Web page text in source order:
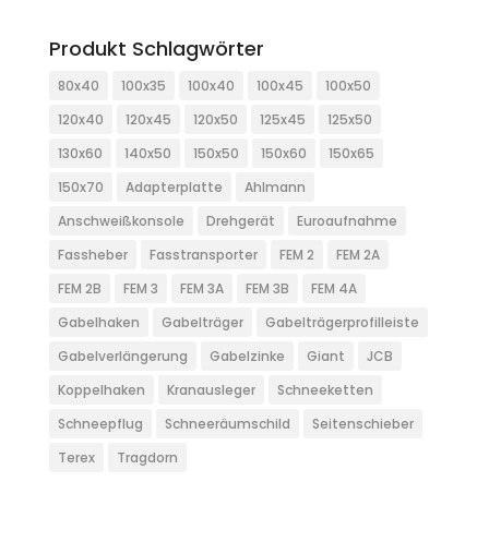
Produkt Schlagwörter
80x40 100x35 100x40 100x45
100x50
120x40
120x45 120x50 125x45
125x50
130x60
140x50 150x50 150x60
150x65
150x70
Adapterplatte
Ahlmann
Anschweißkonsole
Drehgerät
Euroaufnahme
Fassheber
Fasstransporter FEM 2
FEM 2A
FEM 2B
FEM 3 FEM 3A FEM 3B
FEM 4A
Gabelhaken
Gabelträger
Gabelträgerprofilleiste
Gabelverlängerung
Gabelzinke Giant
JCB
Koppelhaken
Kranausleger
Schneeketten
Schneepflug
Schneeräumschild
Seitenschieber
Terex
Tragdorn